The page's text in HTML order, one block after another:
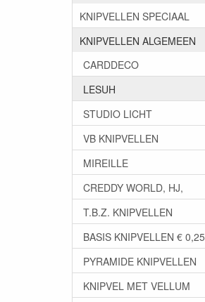
KNIPVELLEN SPECIAAL
KNIPVELLEN ALGEMEEN
CARDDECO
LESUH
STUDIO LICHT
VB KNIPVELLEN
MIREILLE
CREDDY WORLD, HJ,
T.B.Z. KNIPVELLEN
BASIS KNIPVELLEN € 0,25
PYRAMIDE KNIPVELLEN
KNIPVEL MET VELLUM